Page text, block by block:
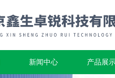
新闻中心 产品展